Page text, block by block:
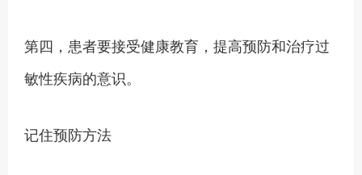
第四，患者要接受健康教育，提高预防和治疗过
敏性疾病的意识。
记住预防方法